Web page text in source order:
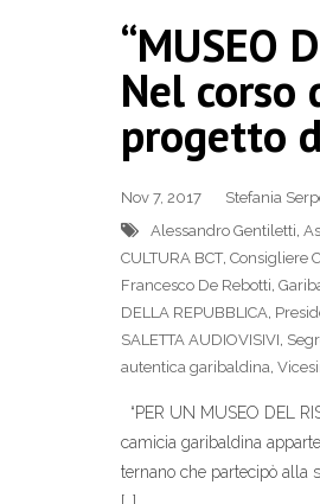
“MUSEO
Nel corso
progetto
Nov 7, 2017 Stefania
Alessandro Gentiletti,
CULTURA BCT, Consigliere
Francesco De Rebotti,
DELLA REPUBBLICA,
SALETTA AUDIOVISIVI,
autentica garibaldina,
“PER UN MUSEO DEL
camicia garibaldina
ternano che partecipò alla